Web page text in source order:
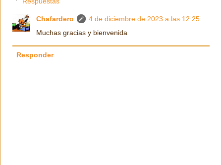
Chafardero
4 de diciembre de 2023 a las 12:25
Muchas gracias y bienvenida
Responder